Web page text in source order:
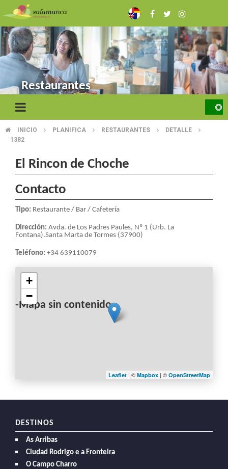
to
main
content
Restaurantes
BREADCRUMB
INICIO PLANIFICA RESTAURANTES
DETALLE
1382
El Rincon de Choche
Contacto
Tipo: Restaurante / Bar / Cafetería
Dirección: Avda. de Los Padres Paules, Nº 1 (Urb. La
Fontana).Santa Marta de Tormes (37900)
Teléfono: +34 639110079
-Mapa sin contenido-
+
−
Leaflet | © Mapbox | © OpenStreetMap
DESTINOS
As Arribas
Ciudad Rodrigo e a Fronteira
O Campo Charro